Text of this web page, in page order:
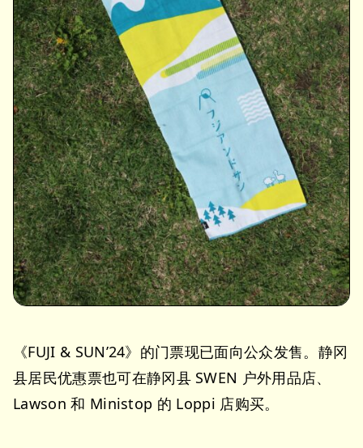
《FUJI & SUN’24》的门票现已面向公众发售。静冈
县居民优惠票也可在静冈县 SWEN 户外用品店、
Lawson 和 Ministop 的 Loppi 店购买。